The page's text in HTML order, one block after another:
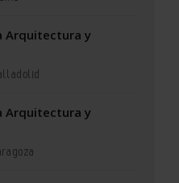
Arquitectura y
Arquitectura y